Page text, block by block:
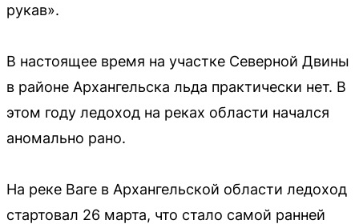
рукав».
В настоящее время на участке Северной Двины
в районе Архангельска льда практически нет. В
этом году ледоход на реках области начался
аномально рано.
На реке Ваге в Архангельской области ледоход
стартовал 26 марта, что стало самой ранней